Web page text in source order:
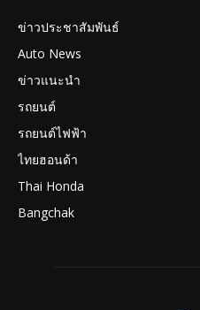
ข่าวประชาสัมพันธ์
Auto News
ข่าวแนะนำ
รถยนต์
รถยนต์ไฟฟ้า
ไทยฮอนด้า
Thai Honda
Bangchak